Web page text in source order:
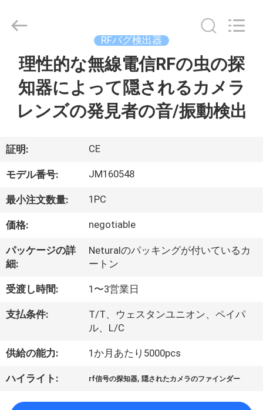
私
た
ち
つ
い
て
工
場
見
2022
Limited.
Reserved.
RFバグ検出器
理性的な無線電信RFの虫の探
知器によって隠されるカメラ
レンズの発見者の音/振動検出
証明: CE
モデル番号: JM160548
最小注文数量: 1PC
価格: negotiable
パッケージの詳
細:
Neturalのパッキングが付いているカ
ートン
受渡し時間: 1〜3営業日
支払条件:
T/T、ウェスタンユニオン、ペイパ
ル、L/C
供給の能力: 1か月あたり5000pcs
ハイライト: rf信号の探知器,隠されたカメラのファインダー